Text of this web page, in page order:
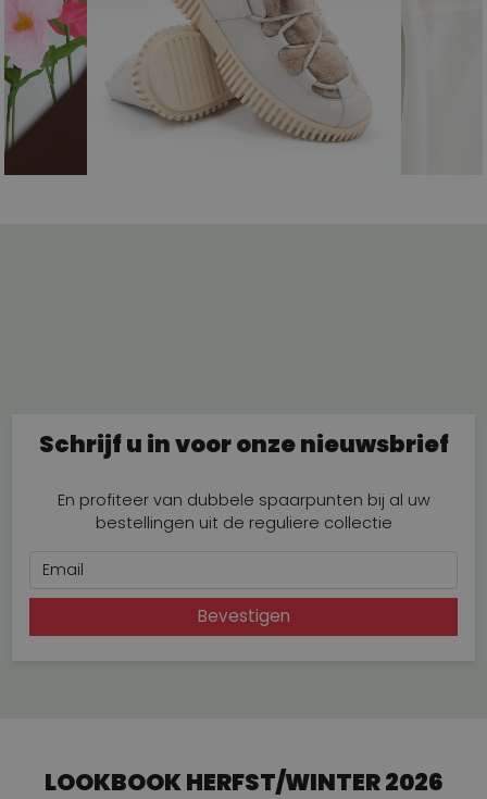
Schrijf u in voor onze nieuwsbrief
En profiteer van dubbele spaarpunten bij al uw
bestellingen uit de reguliere collectie
Email
Bevestigen
LOOKBOOK HERFST/WINTER 2026